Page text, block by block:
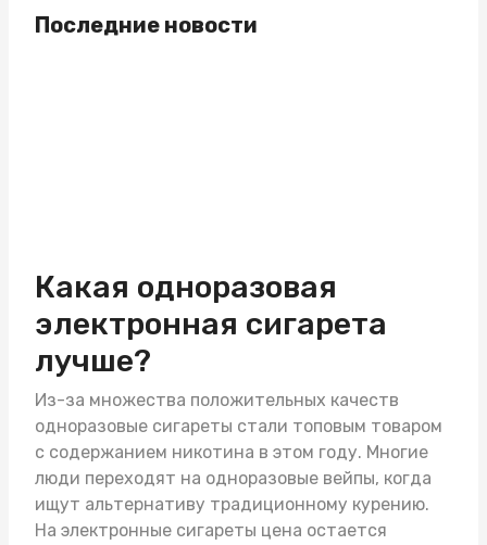
Последние новости
Какая одноразовая
электронная сигарета
лучше?
Из-за множества положительных качеств
одноразовые сигареты стали топовым товаром
с содержанием никотина в этом году. Многие
люди переходят на одноразовые вейпы, когда
ищут альтернативу традиционному курению.
На электронные сигареты цена остается